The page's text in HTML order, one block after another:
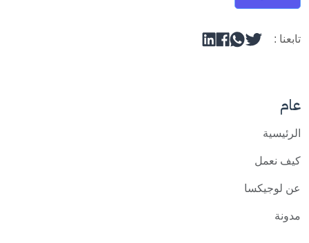
تابعنا :
عام
الرئيسية
كيف نعمل
عن لوجيكسا
مدونة